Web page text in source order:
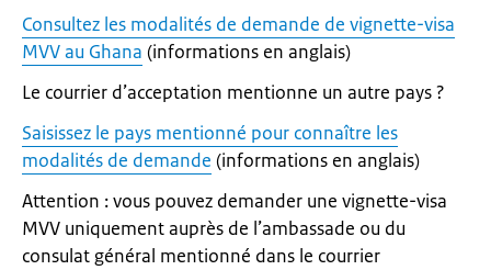
Consultez les modalités de demande de vignette-visa
MVV au Ghana (informations en anglais)
Le courrier d’acceptation mentionne un autre pays ?
Saisissez le pays mentionné pour connaître les
modalités de demande (informations en anglais)
Attention : vous pouvez demander une vignette-visa
MVV uniquement auprès de l’ambassade ou du
consulat général mentionné dans le courrier